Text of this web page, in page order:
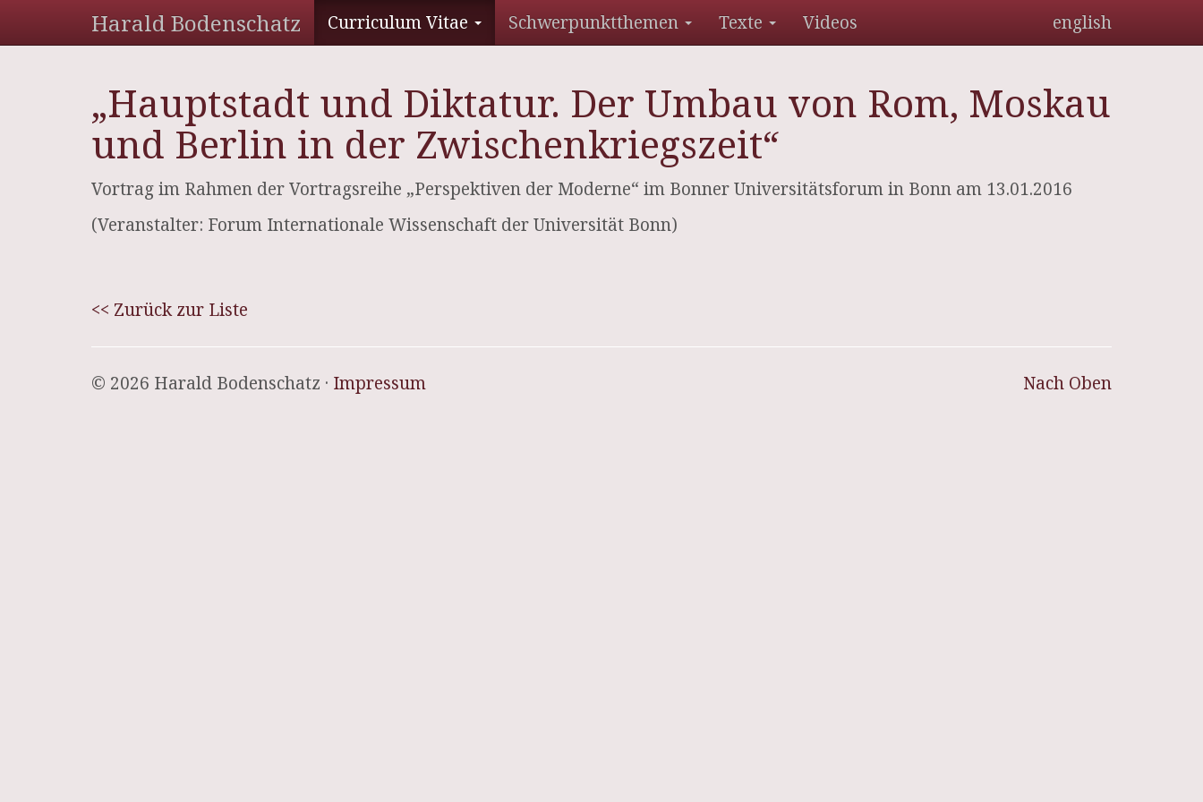
Harald Bodenschatz Curriculum Vitae Schwerpunktthemen Texte Videos english
„Hauptstadt und Diktatur. Der Umbau von Rom, Moskau
und Berlin in der Zwischenkriegszeit“
Vortrag im Rahmen der Vortragsreihe „Perspektiven der Moderne“ im Bonner Universitätsforum in Bonn am 13.01.2016
(Veranstalter: Forum Internationale Wissenschaft der Universität Bonn)
<< Zurück zur Liste
Nach Oben
© 2026 Harald Bodenschatz · Impressum